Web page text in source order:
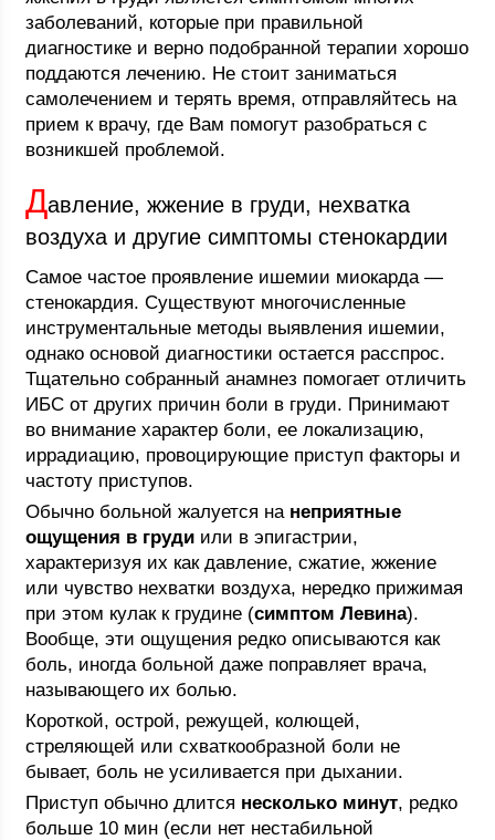
заболеваний, которые при правильной
диагностике и верно подобранной терапии хорошо
поддаются лечению. Не стоит заниматься
самолечением и терять время, отправляйтесь на
прием к врачу, где Вам помогут разобраться с
возникшей проблемой.
Давление, жжение в груди, нехватка
воздуха и другие симптомы стенокардии
Самое частое проявление ишемии миокарда —
стенокардия. Существуют многочисленные
инструментальные методы выявления ишемии,
однако основой диагностики остается расспрос.
Тщательно собранный анамнез помогает отличить
ИБС от других причин боли в груди. Принимают
во внимание характер боли, ее локализацию,
иррадиацию, провоцирующие приступ факторы и
частоту приступов.
Обычно больной жалуется на неприятные
ощущения в груди или в эпигастрии,
характеризуя их как давление, сжатие, жжение
или чувство нехватки воздуха, нередко прижимая
при этом кулак к грудине (симптом Левина).
Вообще, эти ощущения редко описываются как
боль, иногда больной даже поправляет врача,
называющего их болью.
Короткой, острой, режущей, колющей,
стреляющей или схваткообразной боли не
бывает, боль не усиливается при дыхании.
Приступ обычно длится несколько минут, редко
больше 10 мин (если нет нестабильной